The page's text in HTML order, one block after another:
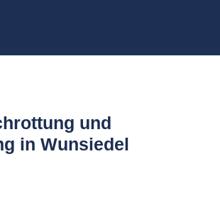
und
in Wunsiedel